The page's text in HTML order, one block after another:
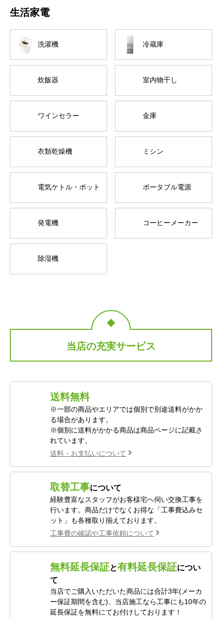
生活家電
洗濯機 冷蔵庫
炊飯器 室内物干し
ワインセラー 金庫
衣類乾燥機 ミシン
電気ケトル・ポット ポータブル電源
発電機 コーヒーメーカー
除湿機
当店の充実サービス
送料無料
※一部の商品やエリアでは個別で別途送料がかか
る場合があります。
※個別に送料がかかる商品は商品ページに記載さ
れています。
送料・お支払いについて
取替工事について
経験豊富なスタッフがお客様宅へ伺い交換工事を
行います。商品だけでなくお得な「工事費込みセ
ット」も各種取り揃えております。
工事費の確認や工事依頼について
無料延長保証と有料延長保証につい
て
当店でご購入いただいた商品には合計3年(メーカ
ー保証期間を含む)、当店施工なら工事にも10年の
延長保証を無料にてお付けしております！